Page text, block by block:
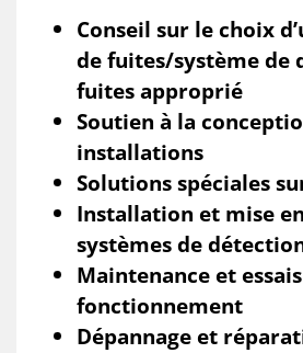
Conseil sur le choix
de fuites/système de
fuites approprié
Soutien à la
installations
Solutions spéciales
Installation et mise
systèmes de
Maintenance et
fonctionnement
Dépannage et